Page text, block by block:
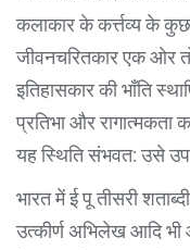
कलाकार के कर्त्तव्य के
जीवनचरितकार एक ओर
इतिहासकार की भाँति
प्रतिभा और
यह स्थिति संभवत: उसे
भारत में ई पू तीसरी
उत्कीर्ण अभिलेख आदि